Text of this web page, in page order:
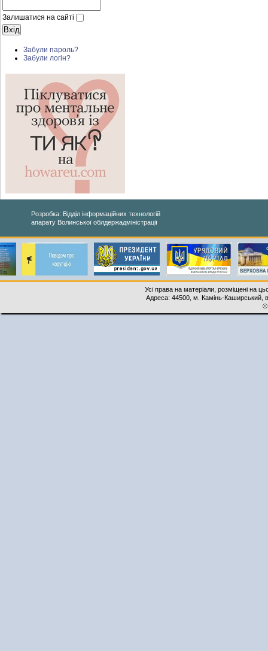
Залишатися на сайті
Забули пароль?
Забули логін?
Розробка: Відділ інформаційних технологій
апарату Волинської облдержадміністрації
Усі права на матеріали, розміщені на
Адреса: 44500, м. Камінь-Каширський,
©